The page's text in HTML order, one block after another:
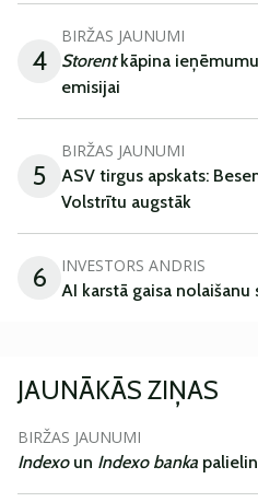
4
BIRŽAS JAUNUMI
Storentkāpina
emisijai
5
BIRŽAS JAUNUMI
ASV tirgus apskats:
Volstrītu augstāk
6 INVESTORS ANDRIS
AI karstā gaisa nolaišanu
JAUNĀKĀS ZIŅAS
BIRŽAS JAUNUMI
Indexoun Indexo banka